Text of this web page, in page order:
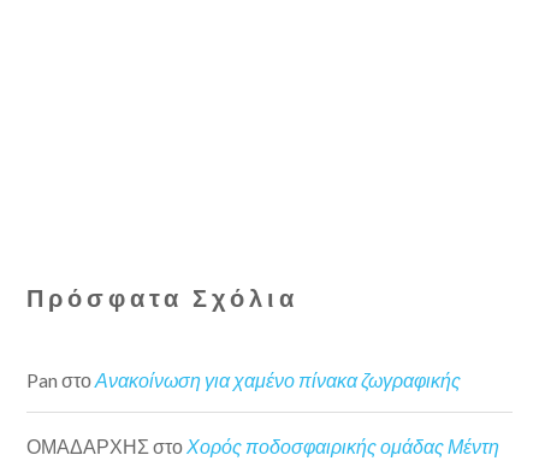
Πρόσφατα Σχόλια
Pan στοΑνακοίνωση για χαμένο πίνακα ζωγραφικής
ΟΜΑΔΑΡΧΗΣ στοΧορός ποδοσφαιρικής ομάδας Μέντη